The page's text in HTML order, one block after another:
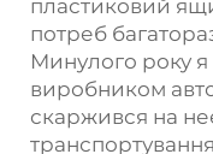
пластиковий
потреб
Минулого року я
виробником
скаржився на